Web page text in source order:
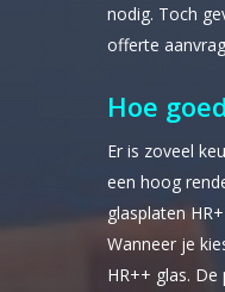
nodig. Toch
offerte
Hoe
Er is zoveel
een hoog
glasplaten
Wanneer je
HR++ glas.